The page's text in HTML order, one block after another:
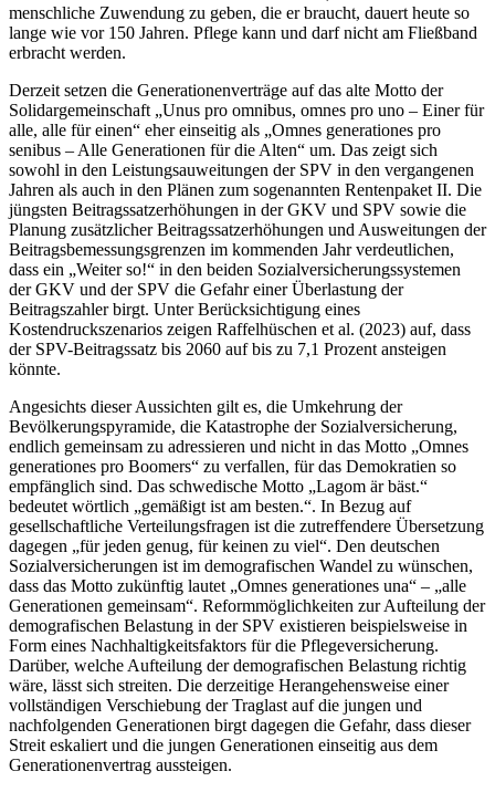
menschliche Zuwendung zu geben, die er braucht, dauert heute so
lange wie vor 150 Jahren. Pflege kann und darf nicht am Fließband
erbracht werden.
Derzeit setzen die Generationenverträge auf das alte Motto der
Solidargemeinschaft „Unus pro omnibus, omnes pro uno – Einer für
alle, alle für einen“ eher einseitig als „Omnes generationes pro
senibus – Alle Generationen für die Alten“ um. Das zeigt sich
sowohl in den Leistungsauweitungen der SPV in den vergangenen
Jahren als auch in den Plänen zum sogenannten Rentenpaket II. Die
jüngsten Beitragssatzerhöhungen in der GKV und SPV sowie die
Planung zusätzlicher Beitragssatzerhöhungen und Ausweitungen der
Beitragsbemessungsgrenzen im kommenden Jahr verdeutlichen,
dass ein „Weiter so!“ in den beiden Sozialversicherungssystemen
der GKV und der SPV die Gefahr einer Überlastung der
Beitragszahler birgt. Unter Berücksichtigung eines
Kostendruckszenarios zeigen Raffelhüschen et al. (2023) auf, dass
der SPV-Beitragssatz bis 2060 auf bis zu 7,1 Prozent ansteigen
könnte.
Angesichts dieser Aussichten gilt es, die Umkehrung der
Bevölkerungspyramide, die Katastrophe der Sozialversicherung,
endlich gemeinsam zu adressieren und nicht in das Motto „Omnes
generationes pro Boomers“ zu verfallen, für das Demokratien so
empfänglich sind. Das schwedische Motto „Lagom är bäst.“
bedeutet wörtlich „gemäßigt ist am besten.“. In Bezug auf
gesellschaftliche Verteilungsfragen ist die zutreffendere Übersetzung
dagegen „für jeden genug, für keinen zu viel“. Den deutschen
Sozialversicherungen ist im demografischen Wandel zu wünschen,
dass das Motto zukünftig lautet „Omnes generationes una“ – „alle
Generationen gemeinsam“. Reformmöglichkeiten zur Aufteilung der
demografischen Belastung in der SPV existieren beispielsweise in
Form eines Nachhaltigkeitsfaktors für die Pflegeversicherung.
Darüber, welche Aufteilung der demografischen Belastung richtig
wäre, lässt sich streiten. Die derzeitige Herangehensweise einer
vollständigen Verschiebung der Traglast auf die jungen und
nachfolgenden Generationen birgt dagegen die Gefahr, dass dieser
Streit eskaliert und die jungen Generationen einseitig aus dem
Generationenvertrag aussteigen.